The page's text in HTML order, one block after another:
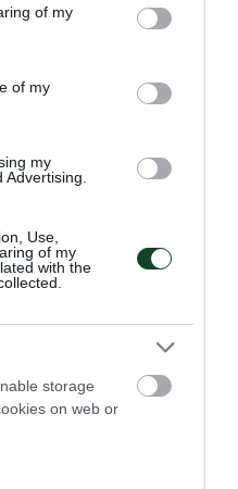
You may click to
and its third-party tags to
purposes in below Google
of my
of my
my
Use,
of my
with the
storage
on web or
Νέων
πανηγύρισε τη